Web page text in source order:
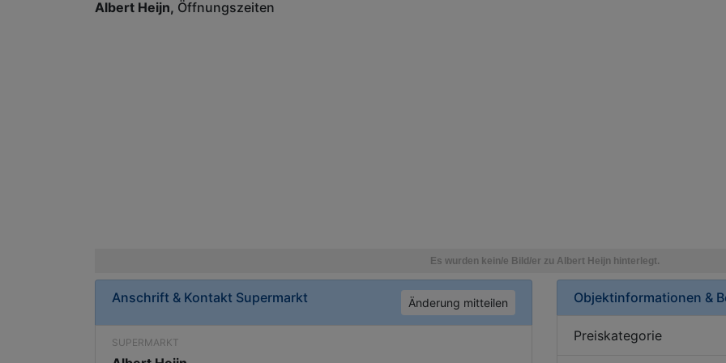
Albert Heijn Öffnungszeiten
Anschrift & Kontakt Supermarkt Änderung mitteilen
SUPERMARKT
Objektinformationen &
Preiskategorie